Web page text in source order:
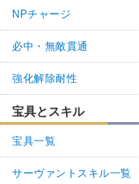
NPチャージ
必中・無敵貫通
強化解除耐性
宝具とスキル
宝具一覧
サーヴァントスキル一覧